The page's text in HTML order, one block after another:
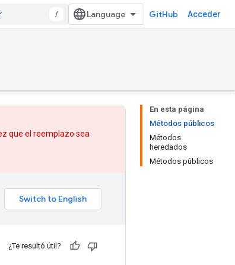
/ GitHub Acceder
En esta página
Métodos públicos
Métodos
heredados
Métodos públicos
que el reemplazo sea
¿Te resultó útil?